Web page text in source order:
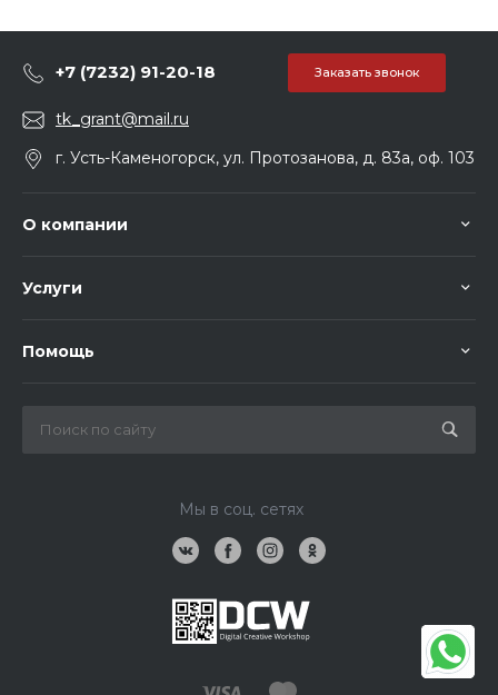
+7 (7232) 91-20-18 Заказать звонок
tk_grant@mail.ru
г. Усть-Каменогорск, ул. Протозанова, д. 83а, оф. 103
О компании
Услуги
Помощь
Мы в соц. сетях